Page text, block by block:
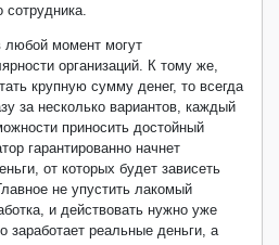
сотрудника.
любой момент могут
организаций. К тому же,
крупную сумму денег, то всегда
за несколько вариантов, каждый
приносить достойный
гарантированно начнет
от которых будет зависеть
не упустить лакомый
и действовать нужно уже
заработает реальные деньги, а